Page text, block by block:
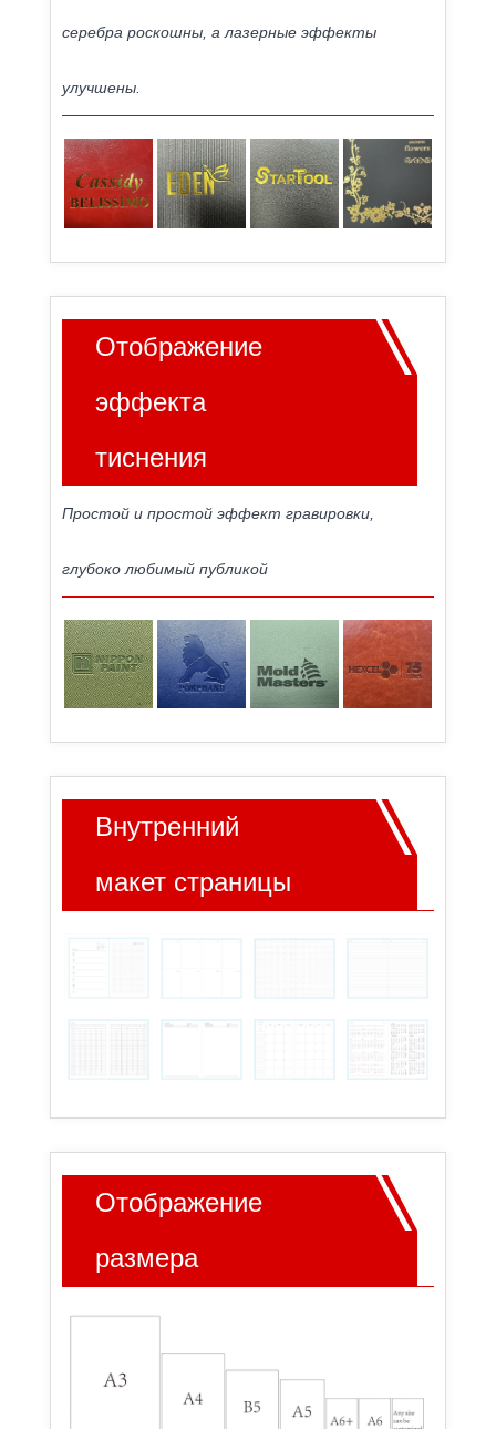
серебра роскошны, а лазерные эффекты
улучшены.
Отображение
эффекта
тиснения
Простой и простой эффект гравировки,
глубоко любимый публикой
Внутренний
макет страницы
Отображение
размера